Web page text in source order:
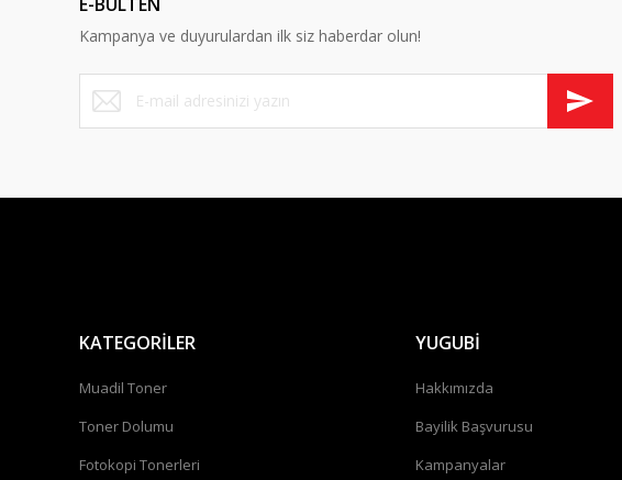
Kampanya ve duyurulardan ilk siz haberdar olun!
KATEGORİLER
Muadil Toner
Toner Dolumu
Fotokopi Tonerleri
YUGUBİ
Hakkımızda
Bayilik Başvurusu
Kampanyalar